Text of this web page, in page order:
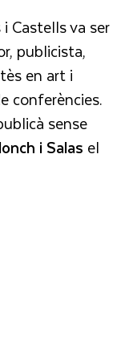
Castells va ser
publicista,
en art i
conferències.
sense
i Salas el